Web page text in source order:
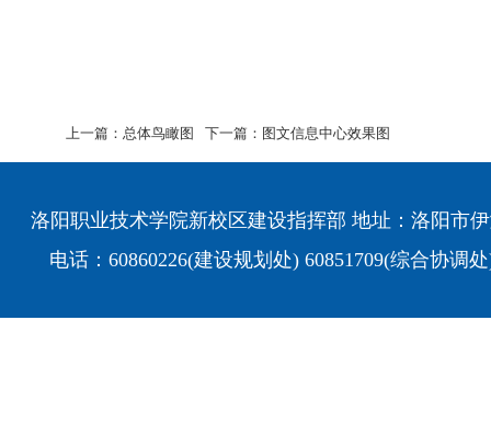
上一篇： 总体鸟瞰图 下一篇： 图文信息中心效果图
洛阳职业技术学院新校区建设指挥部 地址：洛阳市
电话：60860226(建设规划处) 60851709(综合协调